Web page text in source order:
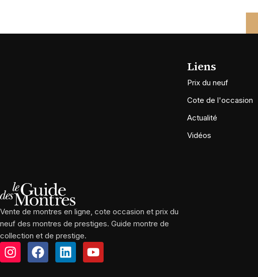
Vente de montres en ligne, cote occasion et prix du
neuf des montres de prestiges. Guide montre de
collection et de prestige.
Liens
Prix du neuf
Cote de l'occasion
Actualité
Vidéos